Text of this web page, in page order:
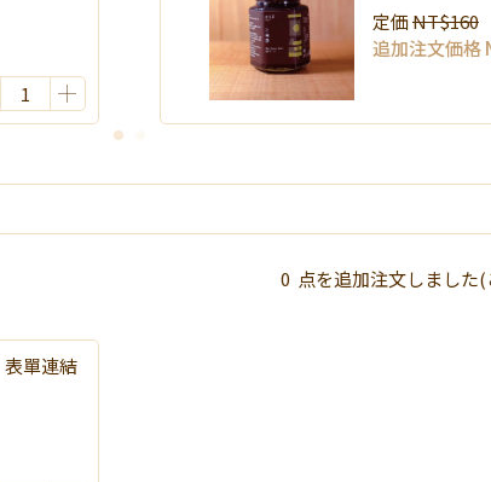
定価NT$160
追加注文価格
0 点を追加注文しました(
單連結